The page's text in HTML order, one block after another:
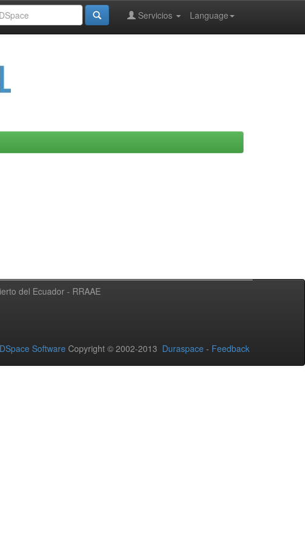
Language
Servicios
del Ecuador - RRAAE
DSpace Software Copyright © 2002-2013 Duraspace - Feedback